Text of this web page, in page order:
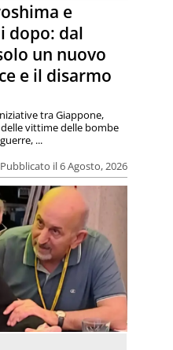
e
dopo: dal
un nuovo
e il disarmo
Pubblicato il 6 Agosto, 2026
tra Giappone,
vittime delle bombe
...